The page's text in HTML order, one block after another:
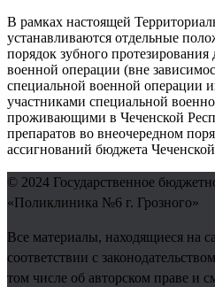
В рамках настоящей
устанавливаются отдельные
порядок зубного
военной операции (вне
специальной военной операции
участниками специальной
проживающими в Чеченской
препаратов во внеочередном
ассигнований бюджета
© 2024 Государственное
«Поликлиника №6 г. Грозного»
Все материалы, находящиеся на
соответствии с
том числе об авторском праве и